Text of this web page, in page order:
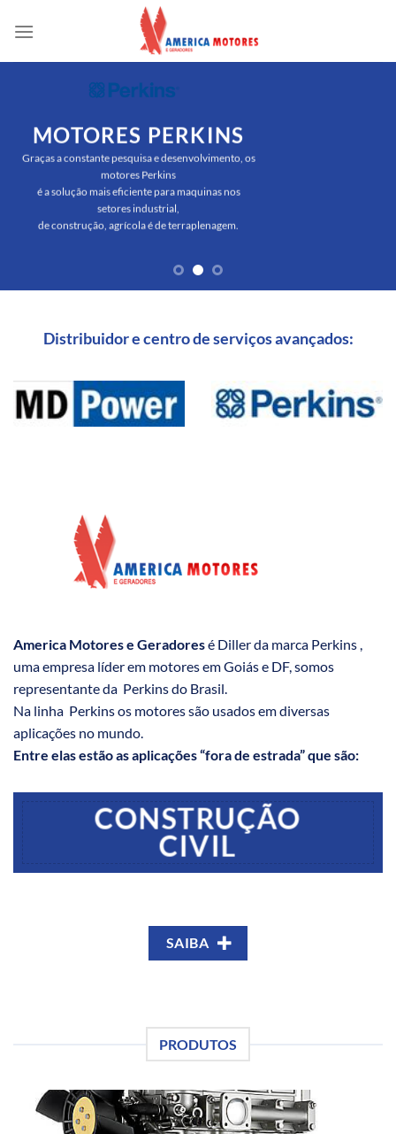
MOTORES PERKINS
Graças a constante pesquisa e desenvolvimento, os
motores Perkins
é a solução mais eficiente para maquinas nos
setores industrial,
de construção, agrícola é de terraplenagem.
Distribuidor e centro de serviços avançados:
America Motores e Geradoresé Diller da marca Perkins ,
uma empresa líder em motores em Goiás e DF, somos
representante da Perkins do Brasil.
Na linha Perkins os motores são usados em diversas
aplicações no mundo.
Entre elas estão as aplicações “fora de estrada” que são:
CONSTRUÇÃO
CIVIL
SAIBA
PRODUTOS